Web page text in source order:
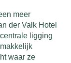
meer
der Valk Hotel
ligging
waar ze